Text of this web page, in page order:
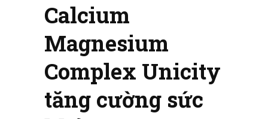
Calcium
Magnesium
Complex Unicity
tăng cường sức